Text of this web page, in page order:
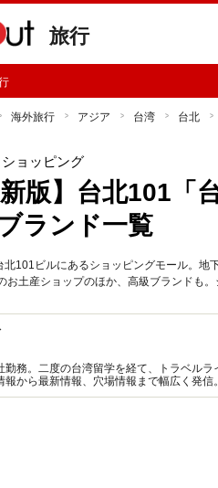
旅行
海外旅行 アジア 台湾 台北
ョッピング
新版】台北101「
ランド一覧
北101ビルにあるショッピングモール。
お土産ショップのほか、高級ブランドも
勤務。二度の台湾留学を経て、トラベル
報から最新情報、穴場情報まで幅広く発